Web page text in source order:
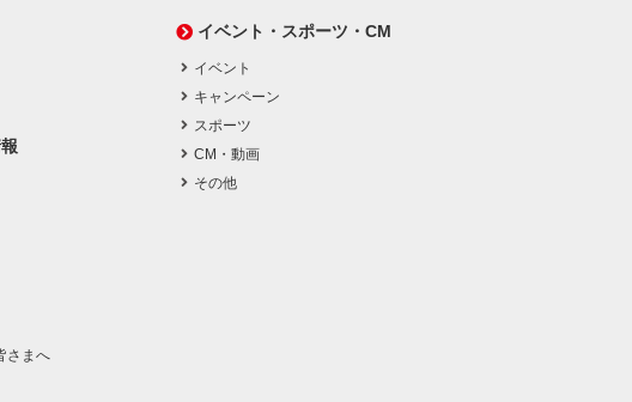
さまへ
イベント・スポーツ・CM
イベント
キャンペーン
スポーツ
CM・動画
その他